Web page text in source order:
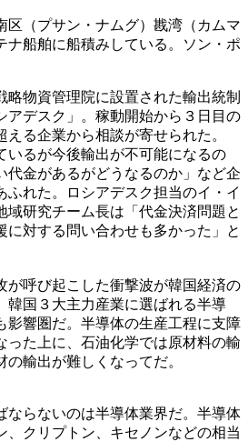
区（プサン・ナムグ）戡湾（カムマ
ナ船舶に船積みしている。ソン・ポ
略物資管理院に設置された輸出統制
アデスク」。稼動開始から３日目の
える企業から相談が寄せられた。
いるが今後輸出が不可能になるの
代金があるがどうなるのか」など企
ふれた。ロシアデスク担当のイ・イ
域研究チーム長は「代金決済問題と
に対する問い合わせも多かった」と
が呼び起こした衝撃波が韓国経済の
韓国３大主力産業に選ばれる半導
影響圏だ。半導体の生産工程に支障
った上に、石油化学では原材料の輸
輸出が難しくなってだ。
ならないのは半導体業界だ。半導体
、クリプトン、キセノンなどの相当